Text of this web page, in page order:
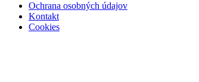
Ochrana osobných údajov
Kontakt
Cookies